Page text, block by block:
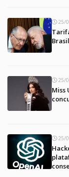
25/
25/
Miss
25/